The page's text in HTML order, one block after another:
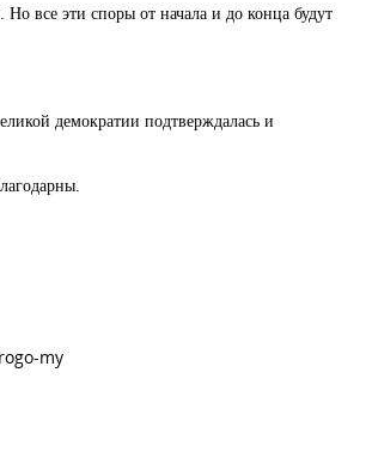
все эти споры от начала и до конца будут
демократии подтверждалась и
my